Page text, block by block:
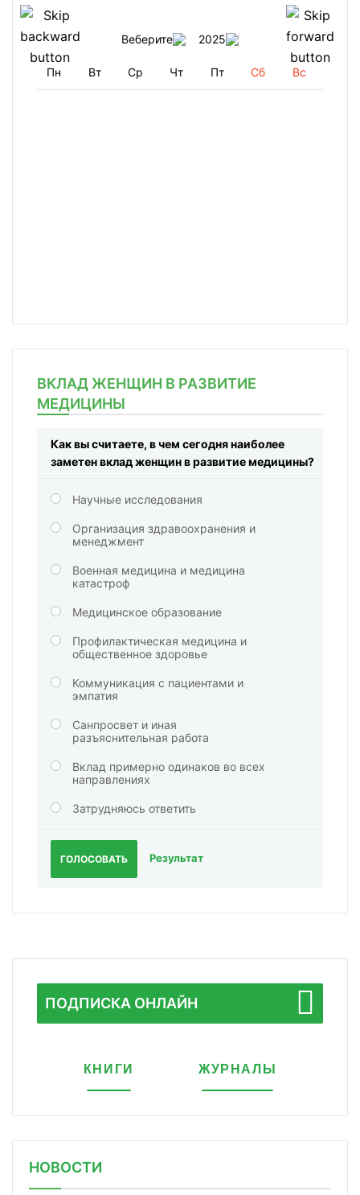
Веберите 2025
Пн Вт Ср Чт Пт Сб Вс
ВКЛАД ЖЕНЩИН В РАЗВИТИЕ
МЕДИЦИНЫ
Как вы считаете, в чем сегодня наиболее
заметен вклад женщин в развитие медицины?
Научные исследования
Организация здравоохранения и
менеджмент
Военная медицина и медицина
катастроф
Медицинское образование
Профилактическая медицина и
общественное здоровье
Коммуникация с пациентами и
эмпатия
Санпросвет и иная
разъяснительная работа
Вклад примерно одинаков во всех
направлениях
Затрудняюсь ответить
ГОЛОСОВАТЬ Результат
ПОДПИСКА ОНЛАЙН
КНИГИ ЖУРНАЛЫ
НОВОСТИ